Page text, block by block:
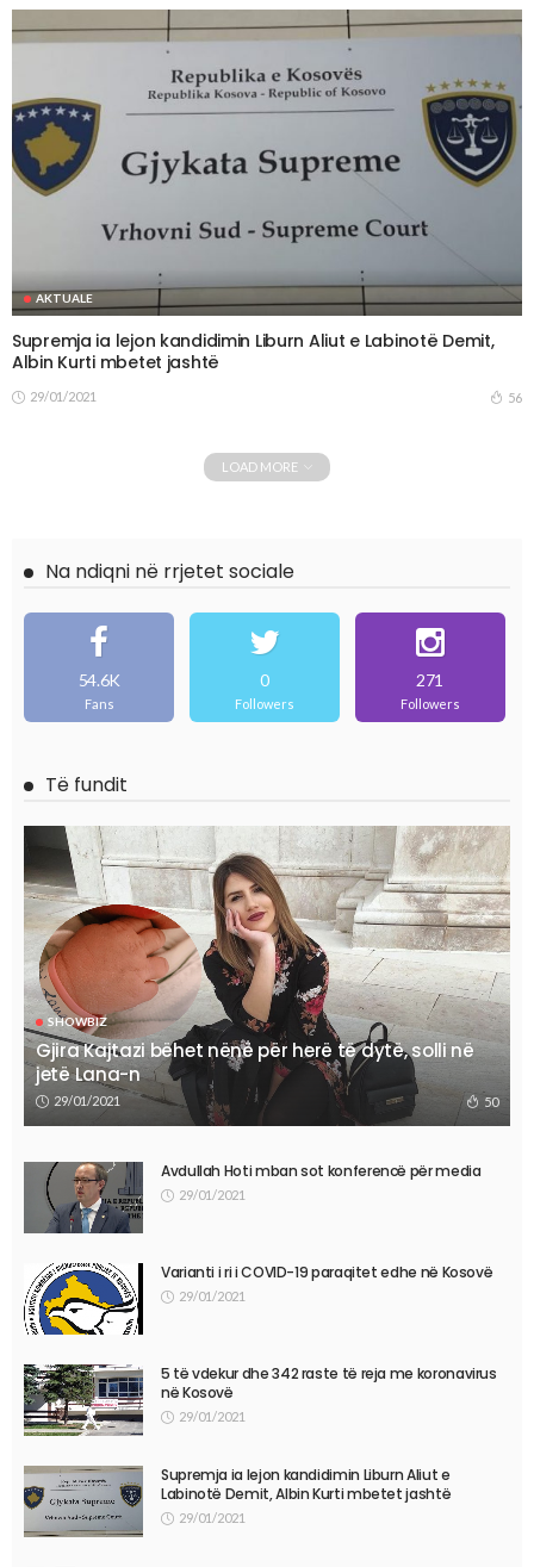
AKTUALE
Supremja ia lejon kandidimin Liburn Aliut e Labinotë Demit,
Albin Kurti mbetet jashtë
29/01/2021 56
LOAD MORE
Na ndiqni në rrjetet sociale
54.6K
Fans
0
Followers
271
Followers
Të fundit
SHOWBIZ
Gjira Kajtazi bëhet nënë për herë të dytë, solli në
jetë Lana-n
29/01/2021 50
Avdullah Hoti mban sot konferencë për media
29/01/2021
Varianti i ri i COVID-19 paraqitet edhe në Kosovë
29/01/2021
5 të vdekur dhe 342 raste të reja me koronavirus
në Kosovë
29/01/2021
Supremja ia lejon kandidimin Liburn Aliut e
Labinotë Demit, Albin Kurti mbetet jashtë
29/01/2021